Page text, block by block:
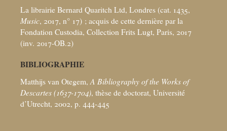
La librairie Bernard Quaritch Ltd, Londres (cat. 1435,
Music, 2017, n° 17) ; acquis de cette dernière par la
Fondation Custodia, Collection Frits Lugt, Paris, 2017
(inv. 2017-OB.2)
BIBLIOGRAPHIE
Matthijs van Otegem,A Bibliography of the Works of
Descartes (1637-1704), thèse de doctorat, Université
d’Utrecht, 2002, p. 444-445